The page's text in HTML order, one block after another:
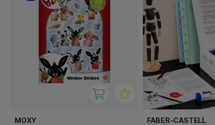
MOXY FABER-CASTELL